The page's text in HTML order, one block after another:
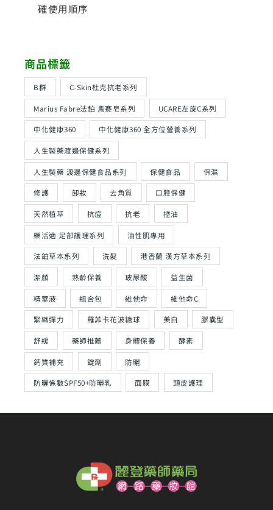
確使用順序
商品標籤
B群 C-Skin杜克抗老系列
Marius Fabre法鉑 馬賽皂系列 UCARE左旋C系列
中化健康360 中化健康360 全方位營養系列
人生製藥渡邊保健系列
人生製藥 渡邊保健食品系列 保健食品 保濕
修護 卸妝 去角質 口腔保健
天然植萃 抗痘 抗老 控油
樂活適 足部護理系列 油性肌專用
法鉑草本系列 洗髮 港香蘭 漢方草本系列
潔顏 熟齡保養 玻尿酸 益生菌
精華液 組合包 維他命 維他命C
緊緻彈力 羅菲卡花波糖球 美白 膠囊型
舒緩 藥師推薦 身體保養 酵素
鈣質補充 錠劑 防曬
防曬係數SPF50+防曬乳 面膜 頭皮護理